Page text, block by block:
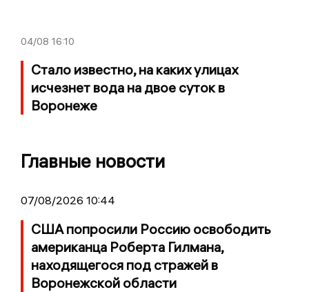
04/08 16:10
Стало известно, на каких улицах
исчезнет вода на двое суток в
Воронеже
Главные новости
07/08/2026 10:44
США попросили Россию освободить
американца Роберта Гилмана,
находящегося под стражей в
Воронежской области